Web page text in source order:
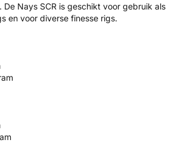
Nays SCR is geschikt voor gebruik als
en voor diverse finesse rigs.